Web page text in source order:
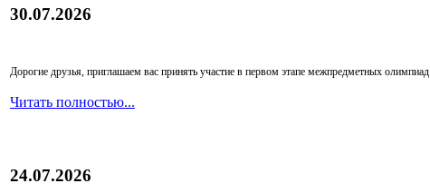
30.07.2026
Дорогие друзья, приглашаем вас принять участие в первом этапе межпредметных олимпиад
Читать полностью...
24.07.2026